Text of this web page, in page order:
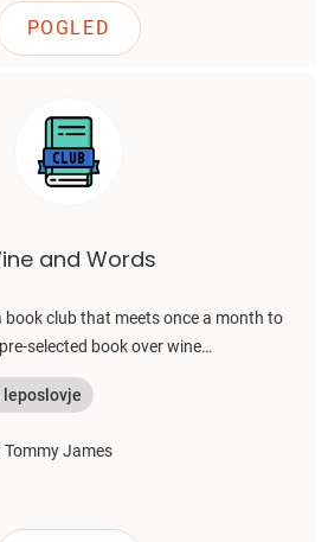
POGLED
and Words
book club that meets once a month to
selected book over wine…
leposlovje
Tommy James